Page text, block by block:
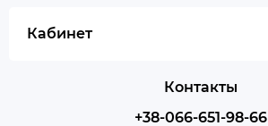
Кабинет
Контакты
+38-066-651-98-66